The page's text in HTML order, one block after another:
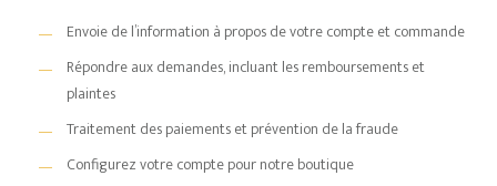
Envoie de l’information à propos de votre compte et commande
Répondre aux demandes, incluant les remboursements et
plaintes
Traitement des paiements et prévention de la fraude
Configurez votre compte pour notre boutique